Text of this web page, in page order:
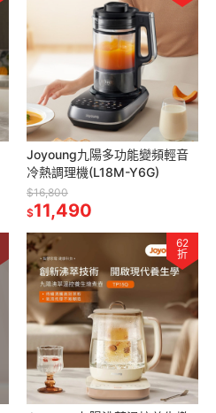
Joyoung九陽多功能變頻輕音
冷熱調理機(L18M-Y6G)
$16,800
$11,490
62
折